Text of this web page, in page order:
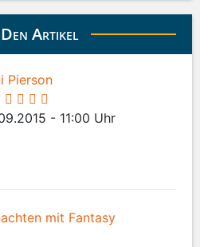
Artikel
Pierson
- 11:00 Uhr
mit Fantasy